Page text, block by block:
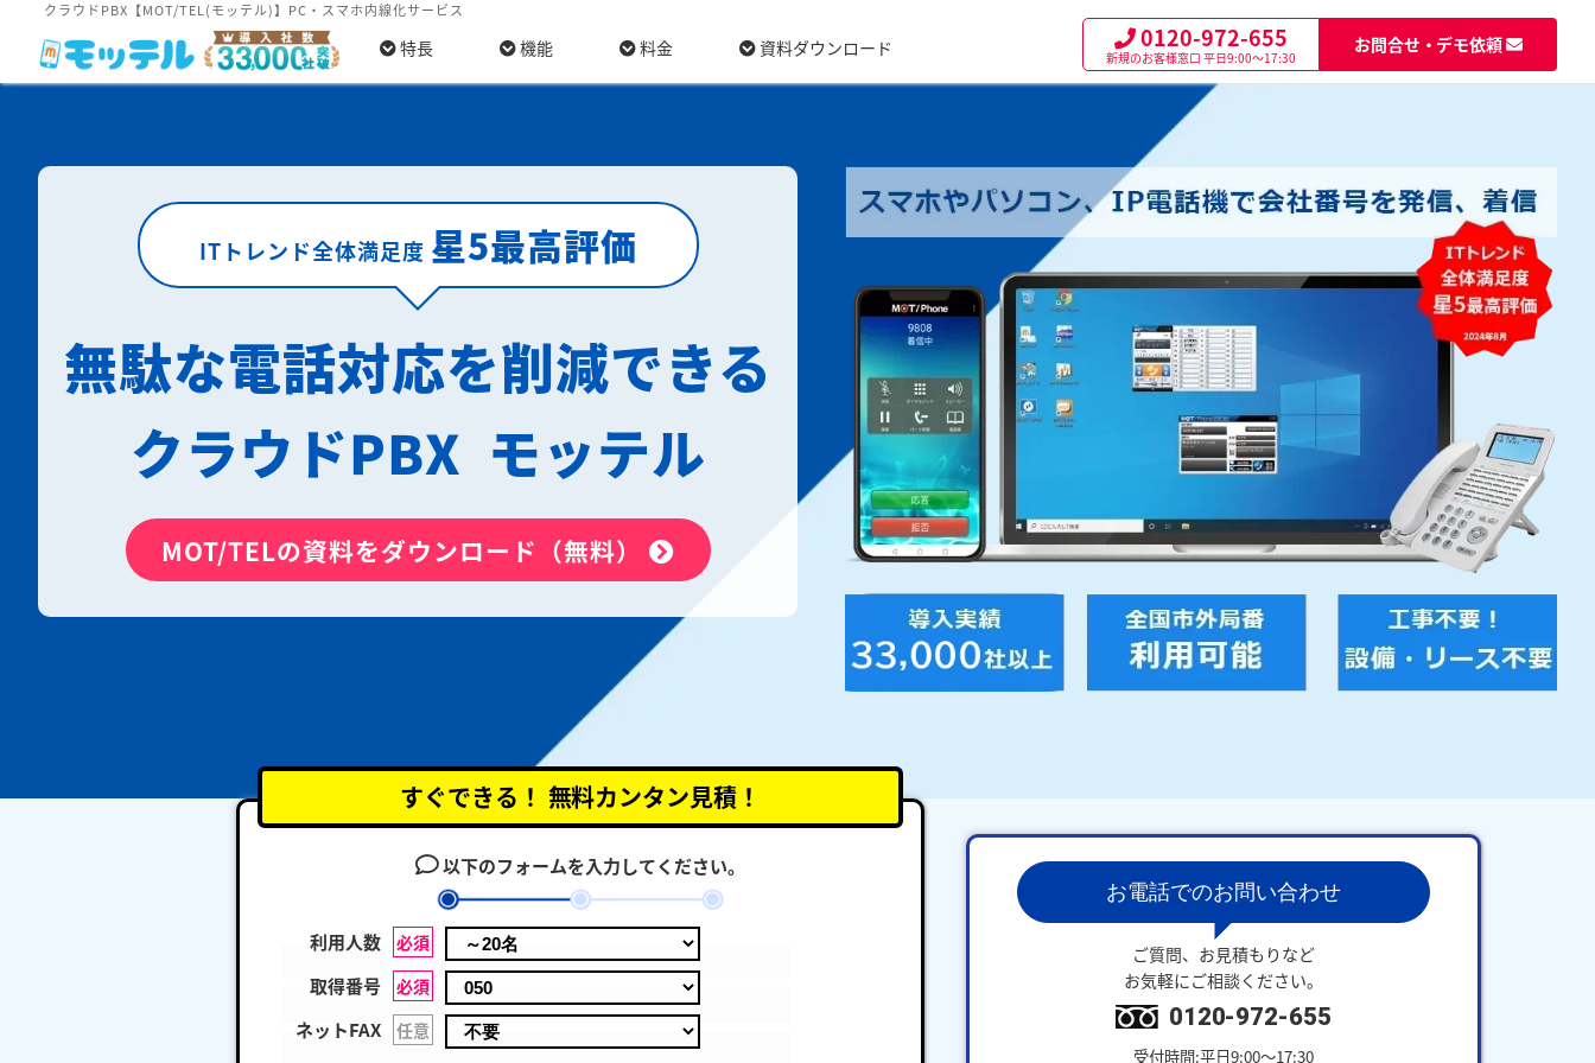
クラウドPBX【MOT/TEL(モッテル)】PC・スマホ内線化サービス
特長 機能 料金 資料ダウンロード 0120-972-655
新規のお客様窓口 平日9:00～17:30
お問合せ・デモ依頼
ITトレンド全体満足度 星5最高評価
無駄な電話対応を削減できる
クラウドPBX モッテル
MOT/TELの資料をダウンロード（無料）
すぐできる！ 無料カンタン見積！
以下のフォームを入力してください。
利用人数 必須
取得番号 必須
ネットFAX 任意
お電話でのお問い合わせ
ご質問、お見積もりなど
お気軽にご相談ください。
0120-972-655
受付時間:平日9:00～17:30